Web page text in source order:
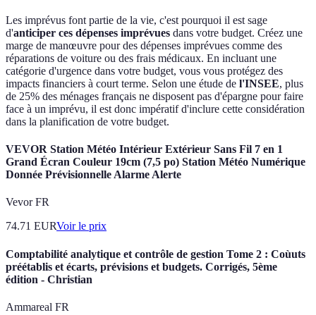
Les imprévus font partie de la vie, c'est pourquoi il est sage
d'anticiper ces dépenses imprévues dans votre budget. Créez une
marge de manœuvre pour des dépenses imprévues comme des
réparations de voiture ou des frais médicaux. En incluant une
catégorie d'urgence dans votre budget, vous vous protégez des
impacts financiers à court terme. Selon une étude de l'INSEE, plus
de 25% des ménages français ne disposent pas d'épargne pour faire
face à un imprévu, il est donc impératif d'inclure cette considération
dans la planification de votre budget.
VEVOR Station Météo Intérieur Extérieur Sans Fil 7 en 1
Grand Écran Couleur 19cm (7,5 po) Station Météo Numérique
Donnée Prévisionnelle Alarme Alerte
Vevor FR
74.71 EURVoir le prix
Comptabilité analytique et contrôle de gestion Tome 2 : Coùuts
préétablis et écarts, prévisions et budgets. Corrigés, 5ème
édition - Christian
Ammareal FR